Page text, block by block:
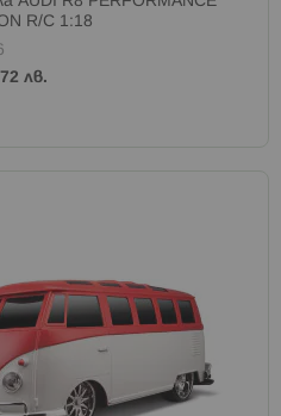
R/C 1:18
лв.